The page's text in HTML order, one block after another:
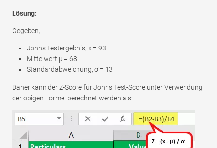
Lösung:
Gegeben,
Johns Testergebnis, x = 93
Mittelwert μ = 68
Standardabweichung, ơ = 13
Daher kann der Z-Score für Johns Test-Score unter Verwendung
der obigen Formel berechnet werden als: